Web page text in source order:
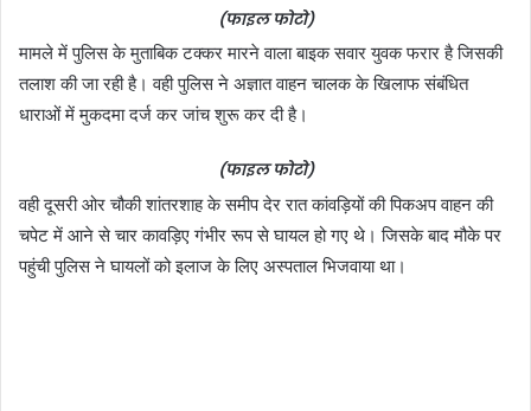
(फाइल फोटो)
मामले में पुलिस के मुताबिक टक्कर मारने वाला बाइक सवार युवक फरार है जिसकी
तलाश की जा रही है। वही पुलिस ने अज्ञात वाहन चालक के खिलाफ संबंधित
धाराओं में मुकदमा दर्ज कर जांच शुरू कर दी है।
(फाइल फोटो)
वही दूसरी ओर चौकी शांतरशाह के समीप देर रात कांवड़ियों की पिकअप वाहन की
चपेट में आने से चार कावड़िए गंभीर रूप से घायल हो गए थे। जिसके बाद मौके पर
पहुंची पुलिस ने घायलों को इलाज के लिए अस्पताल भिजवाया था।